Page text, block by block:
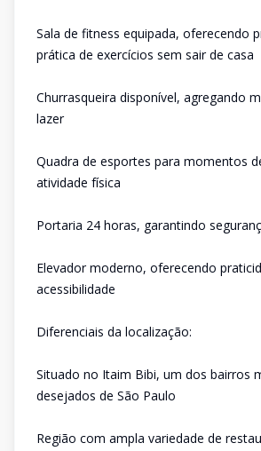
Sala de fitness equipada, oferecendo
prática de exercícios sem sair de casa
Churrasqueira disponível, agregando
lazer
Quadra de esportes para momentos
atividade física
Portaria 24 horas, garantindo
Elevador moderno, oferecendo
acessibilidade
Diferenciais da localização:
Situado no Itaim Bibi, um dos bairros
desejados de São Paulo
Região com ampla variedade de